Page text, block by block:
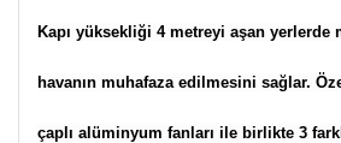
Kapı yüksekliği 4 metreyi aşan yerlerde
havanın muhafaza edilmesini sağlar.
çaplı alüminyum fanları ile birlikte 3